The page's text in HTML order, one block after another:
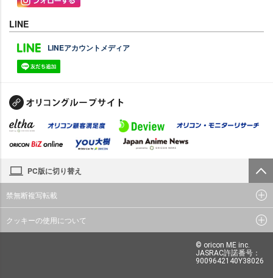
LINE
LINEアカウントメディア
PC版に切り替え
禁無断複写転載
クッキーの使用について
© oricon ME inc.
JASRAC許諾番号：
9009642140Y38026